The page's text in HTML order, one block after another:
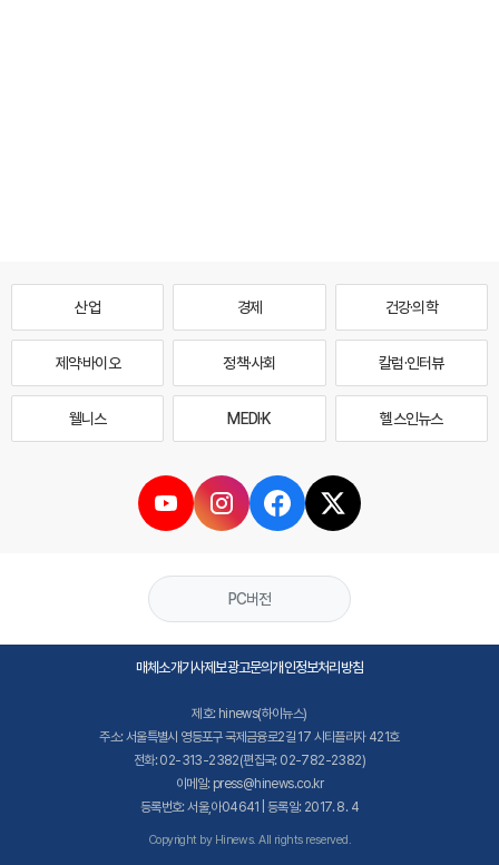
산업 경제 건강·의학
제약·바이오 정책·사회 칼럼·인터뷰
웰니스 MEDI·K 헬스인뉴스
PC버전
매체소개기사제보광고문의개인정보처리방침
제호: hinews(하이뉴스)
주소: 서울특별시 영등포구 국제금융로2길 17 시티플라자 421호
전화: 02-313-2382(편집국: 02-782-2382)
이메일: press@hinews.co.kr
등록번호: 서울,아04641 | 등록일: 2017. 8. 4
Copyright by Hinews. All rights reserved.